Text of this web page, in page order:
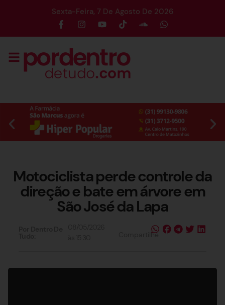
Sexta-Feira, 7 De Agosto De 2026
Motociclista perde controle da
direção e bate em árvore em
São José da Lapa
Compartilhe